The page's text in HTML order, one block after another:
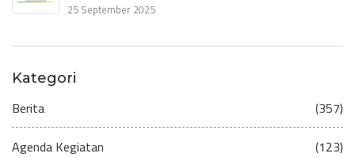
25 September 2025
Kategori
Berita (357)
Agenda Kegiatan (123)